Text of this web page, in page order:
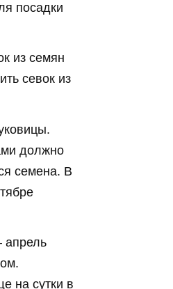
посадки
из семян
севок из
должно
семена. В
апрель
на сутки в